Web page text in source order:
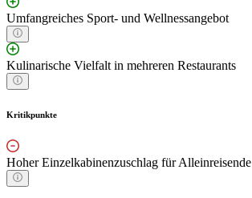
Umfangreiches Sport- und Wellnessangebot
Kulinarische Vielfalt in mehreren Restaurants
Kritikpunkte
Hoher Einzelkabinenzuschlag für Alleinreisende